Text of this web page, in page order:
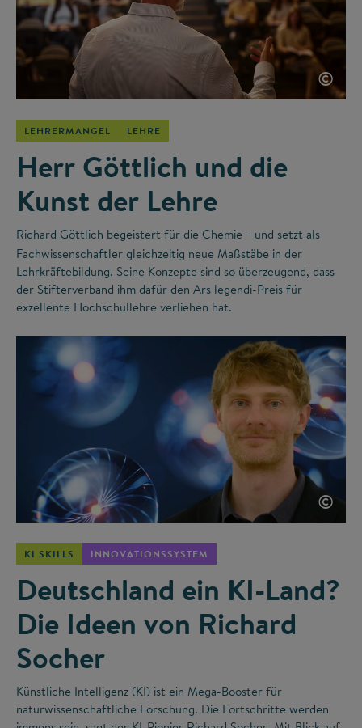
©
LEHRERMANGEL LEHRE
Herr Göttlich und die
Kunst der Lehre
Richard Göttlich begeistert für die Chemie – und setzt als
Fachwissenschaftler gleichzeitig neue Maßstäbe in der
Lehrkräftebildung. Seine Konzepte sind so überzeugend, dass
der Stifterverband ihm dafür den Ars legendi-Preis für
exzellente Hochschullehre verliehen hat.
©
KI SKILLS INNOVATIONSSYSTEM
Deutschland ein KI-Land?
Die Ideen von Richard
Socher
Künstliche Intelligenz (KI) ist ein Mega-Booster für
naturwissenschaftliche Forschung. Die Fortschritte werden